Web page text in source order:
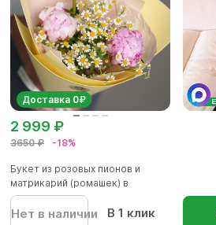
Доставка 0₽
3650 ₽ -18%
2 999 ₽
Букет из розовых пионов и
матрикарий (ромашек) в
фоамир...
Нет в наличии В 1 клик